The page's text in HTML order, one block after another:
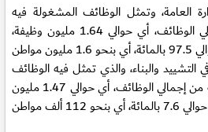
العامة، وتمثل الوظائف المشغولة فيه
بنسبة 16.2 بالمائة من إجمالي الوظائف، أي حوالي 1.64 مليون وظيفة،
التشييد والبناء، والذي تمثل فيه الوظائف
المشغولة بنسبة 14.5 بالمائة من إجمالي الوظائف، أي حوالي 1.47 مليون